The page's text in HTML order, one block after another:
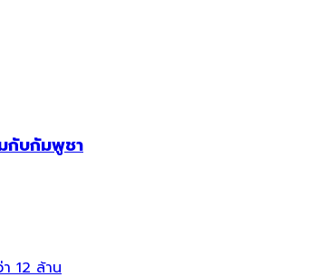
กับกัมพูชา
12 ล้าน